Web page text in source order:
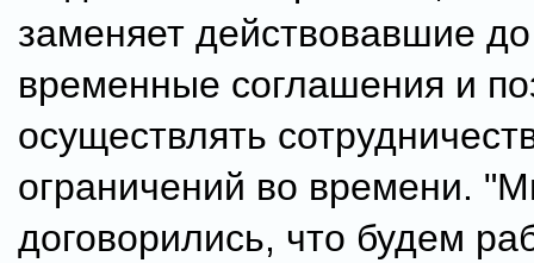
заменяет действовавшие
временные соглашения и
осуществлять
ограничений во времени.
договорились, что будем